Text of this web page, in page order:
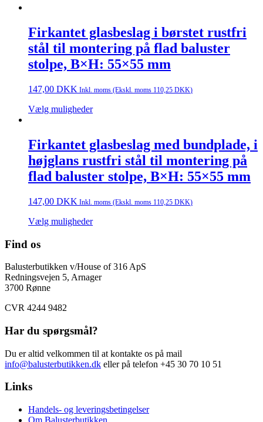
Firkantet glasbeslag i børstet rustfri
stål til montering på flad baluster
stolpe, B×H: 55×55 mm
147,00 DKK Inkl. moms (Ekskl. moms 110,25 DKK)
Vælg muligheder
Firkantet glasbeslag med bundplade, i
højglans rustfri stål til montering på
flad baluster stolpe, B×H: 55×55 mm
147,00 DKK Inkl. moms (Ekskl. moms 110,25 DKK)
Vælg muligheder
Find os
Balusterbutikken v/House of 316 ApS
Redningsvejen 5, Arnager
3700 Rønne
CVR 4244 9482
Har du spørgsmål?
Du er altid velkommen til at kontakte os på mail
info@balusterbutikken.dk eller på telefon +45 30 70 10 51
Links
Handels- og leveringsbetingelser